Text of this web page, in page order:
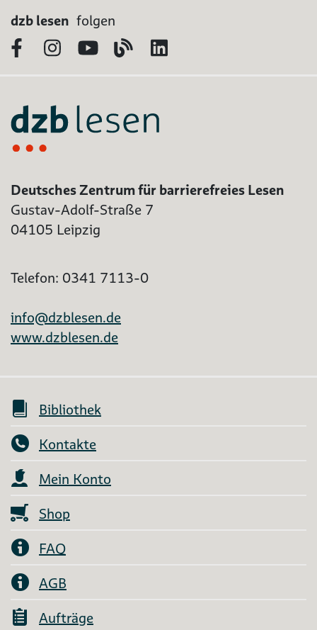
dzb lesen folgen
FacebookInstagram
YouTubeBlog
Deutsches Zentrum für barrierefreies Lesen
Gustav-Adolf-Straße 7
04105 Leipzig
Telefon: 0341 7113-0
info@dzblesen.de
www.dzblesen.de
Bibliothek
Kontakte
Mein Konto
Shop
FAQ
AGB
Aufträge